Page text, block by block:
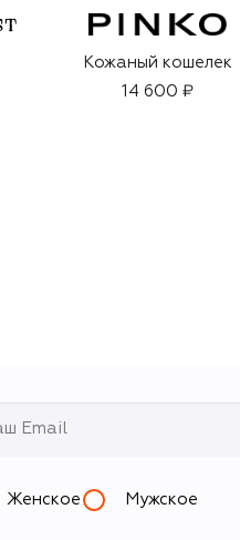
Кожаный кошелек
14 600 ₽
Женское Мужское